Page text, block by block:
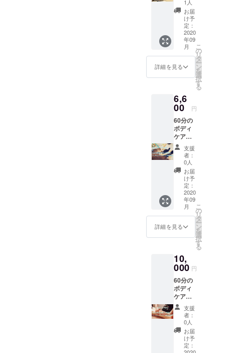
提供応
援！お
礼メー
ルの送
信。
【2ndプ
ロジェ
クト達
成時の
み、1時
ワーキ
ングス
ペース
利用追
加提
供】
※2020/9
2020/12
の間で
ご利用
頂けま
す。 ※
お着替
えはご
用意し
ており
越し下
さい ※
リター
ン購入
時にご
記入頂
いた
メール
アドレ
スへ、
リター
ンご予
1人
お届
け予
定：
2020
年09
月
詳細を見る
こ
の
リ
タ
ー
ン
を
選
択
す
る
6,6
00 円
60分の
ボディ
ケア
（指
圧）を
新店舗
にてご
利用い
ただけ
ます。
【2ndプ
ロジェ
クト達
成時の
み、1時
間の
ングス
ペース
利用も
追加提
供】
※2nd目
標達成
時と未
達成時
により
リター
ンのご
支援
者：
0人
お届
け予
定：
2020
年09
月
詳細を見る
こ
の
リ
タ
ー
ン
を
選
択
す
る
10,
000 円
60分の
ボディ
ケア
（オイ
ル）を
新店舗
にてご
利用い
ただけ
支援
者：
0人
お届
け予
定：